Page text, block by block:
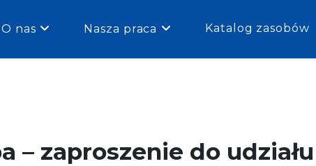
O nas Nasza praca Katalog zasobów
– zaproszenie do